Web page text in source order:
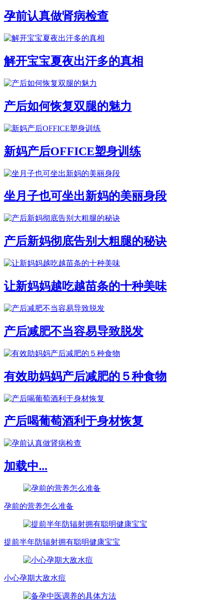
孕前认真做肾病检查
解开宝宝夏夜出汗多的真相
产后如何恢复双腿的魅力
新妈产后OFFICE塑身训练
坐月子也可坐出新妈的美丽身段
产后新妈彻底告别大粗腿的秘诀
让新妈妈越吃越苗条的十种美味
产后减肥不当容易导致脱发
有效助妈妈产后减肥的５种食物
产后喝葡萄酒利于身材恢复
加载中...
孕前的营养怎么准备
提前半年防辐射拥有聪明健康宝宝
小心孕期大敌水痘